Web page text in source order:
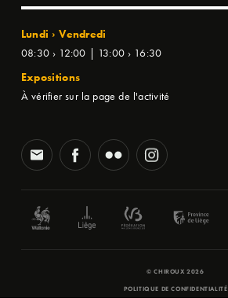
Lundi › Vendredi
08:30 › 12:00 | 13:00 › 16:30
Expositions
À vérifier sur la page de l'activité
© CHIROUX 2026
POLITIQUE DE CONFIDENTIALITÉ